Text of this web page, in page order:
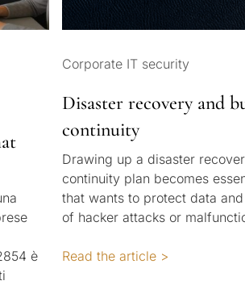
è
Corporate IT security
Disaster recovery and
continuity
Drawing up a disaster
continuity plan becomes
that wants to protect data
of hacker attacks or
Read the article >